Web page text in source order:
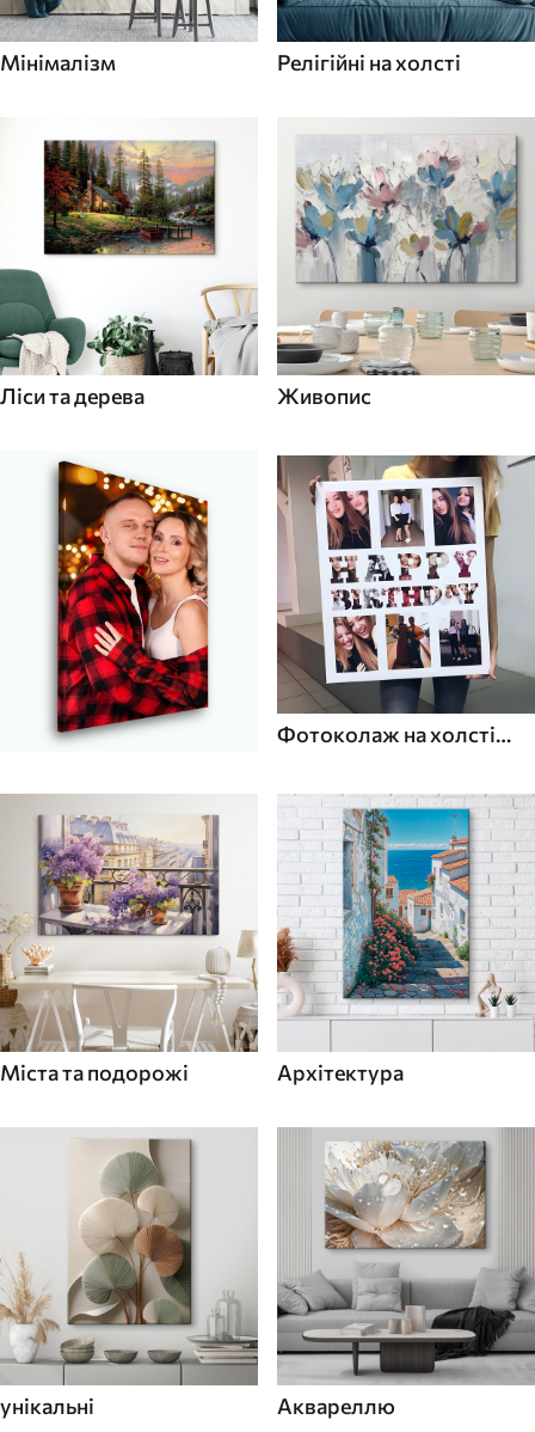
Мінімалізм Релігійні на холсті
Ліси та дерева Живопис
Фотоколаж на холсті
Міста та подорожі Архітектура
унікальні Аквареллю